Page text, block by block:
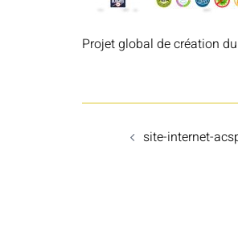
Projet global de création
Navigation
site-internet-